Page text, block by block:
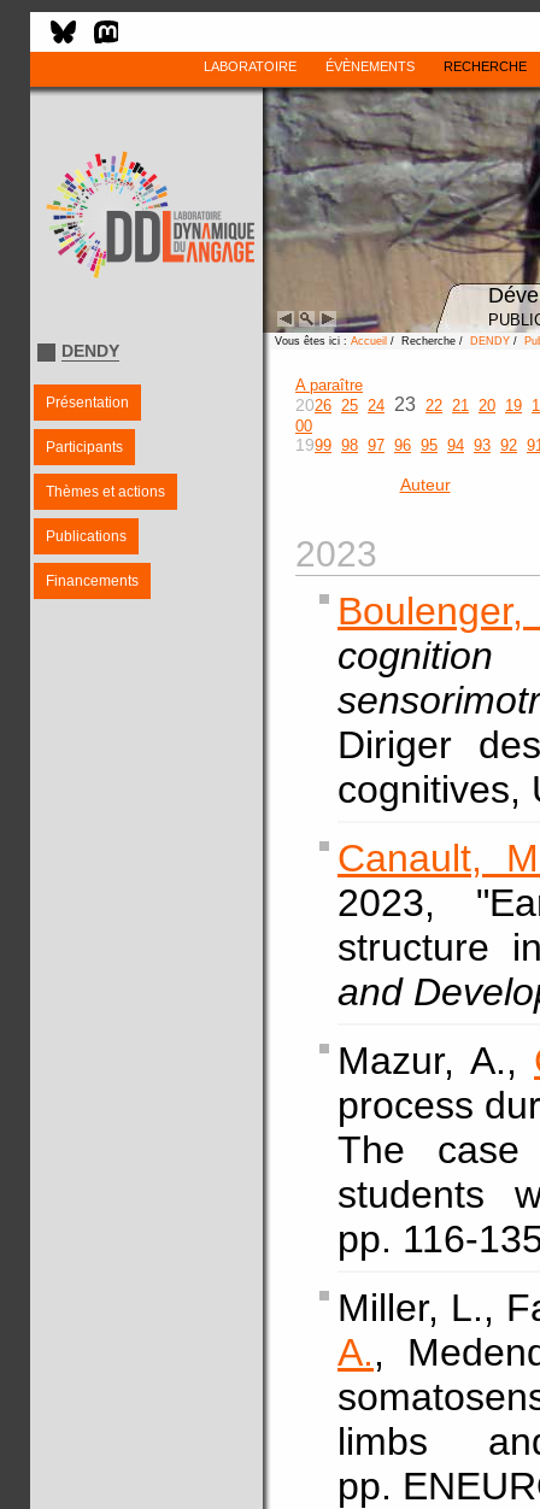
LABORATOIRE ÉVÈNEMENTS RECHERCHE
DENDY
Présentation
Participants
Thèmes et actions
Publications
Financements
Vous êtes ici : Accueil / Recherche / DENDY /
A paraître
2026 25 24 23 22 21 20 19
00
1999 98 97 96 95 94 93 92
Auteur
2023
Boulenger,
Diriger
cognitives,
Canault,
2023,
structure
and
Mazur, A.,
process
The case
students
pp. 116-
Miller, L.,
A.,
limbs
pp.